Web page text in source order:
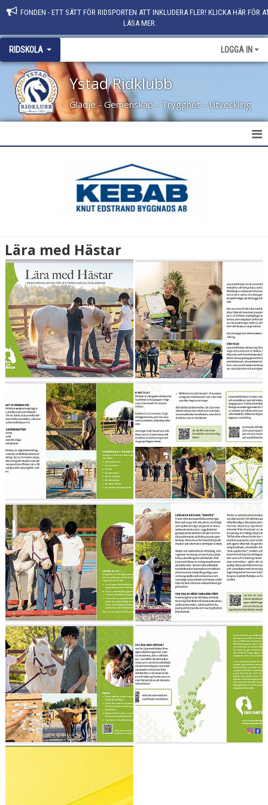
FONDEN - ETT SÄTT FÖR RIDSPORTEN ATT INKLUDERA FLER! KLICKA HÄR FÖR
LÄSA MER.
RIDSKOLA LOGGA IN
Ystad Ridklubb
Glädje - Gemenskap - Trygghet - Utveckling
RIDHUSSCHEMA VT 2026
FUNKISRIDNING
MÅLSÄTTNING RIDSKOLANS GRUPPER
NY PÅ RIDSKOLAN?
PRISLISTA
FONDEN
HÖSTTERMINENS TEMAVECKA
Lära med Hästar